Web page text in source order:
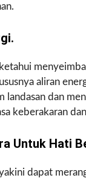
aliran
landasan dan
keberakaran
Untuk Hati
dapat